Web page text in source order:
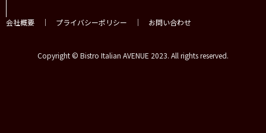
会社概要 ｜ プライバシーポリシー ｜ お問い合わせ
Copyright © Bistro Italian AVENUE 2023. All rights reserved.